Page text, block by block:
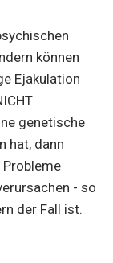
können
Ejakulation
genetische
hat, dann
Probleme
- so
der Fall ist.